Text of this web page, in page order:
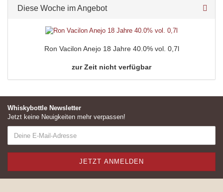
Diese Woche im Angebot
Ron Vacilon Anejo 18 Jahre 40.0% vol. 0,7l
zur Zeit nicht verfügbar
Whiskybottle Newsletter
Jetzt keine Neuigkeiten mehr verpassen!